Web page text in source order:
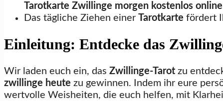
Tarotkarte Zwillinge morgen kostenlos online
Das tägliche Ziehen einer Tarotkarte fördert
Einleitung: Entdecke das
Wir laden euch ein, das Zwillinge-Tarot zu
zwillinge heute zu gewinnen. Indem ihr eure
wertvolle Weisheiten, die euch helfen, mit